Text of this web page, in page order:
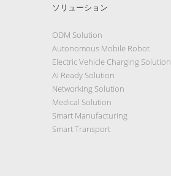
ソリューション
ODM Solution
Autonomous Mobile Robot
Electric Vehicle Charging Solution
AI Ready Solution
Networking Solution
Medical Solution
Smart Manufacturing
Smart Transport